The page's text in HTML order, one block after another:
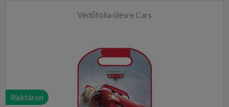
Védőfólia ülésre Cars
Raktáron